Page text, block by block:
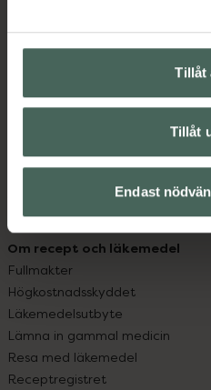
Tillåt
Tillåt
Endast
Handla tryggt
Leverans, betalning och retur
Sajtens tillgänglighet
Köpvillkor
Om recept och läkemedel
Fullmakter
Högkostnadsskyddet
Läkemedelsutbyte
Lämna in gammal medicin
Resa med läkemedel
Receptregistret